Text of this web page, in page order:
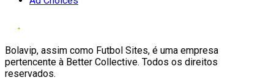
Bolavip, assim como Futbol Sites, é uma empresa
pertencente à Better Collective. Todos os direitos
reservados.